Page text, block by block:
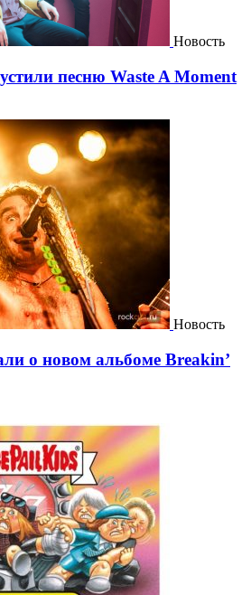
Новость
песню Waste A Moment
Новость
о новом альбоме Breakin’